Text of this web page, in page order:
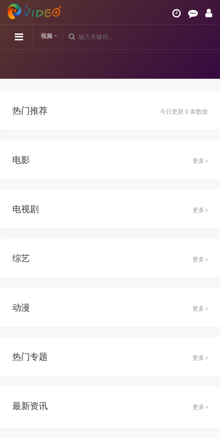
视频
今日更新 0 条数据
热门推荐
电影 更多
电视剧 更多
综艺 更多
动漫 更多
热门专题 更多
最新资讯 更多